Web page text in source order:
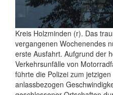
Kreis Holzminden (r). Das
vergangenen Wochenendes
erste Ausfahrt. Aufgrund der
Verkehrsunfälle von
führte die Polizei zum
anlassbezogen